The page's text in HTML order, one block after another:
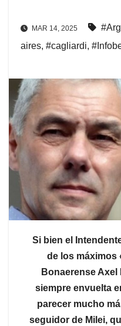
MAR 14, 2025
aires, #cagliardi,
Si bien el
de los máximos
Bonaerense
siempre envuelta
parecer mucho
seguidor de Milei,